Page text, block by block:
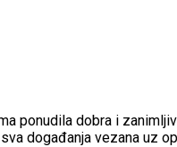
ponudila dobra i
događanja vezana uz